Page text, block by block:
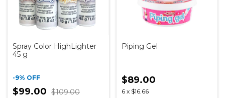
Spray Color HighLighter
45 g
-9% OFF
$99.00 $109.00
Piping Gel
$89.00
6 x $16.66